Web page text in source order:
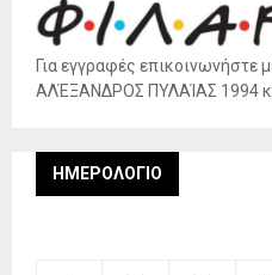
Για εγγραφές επικοινωνήστε
ΑΛΈΞΑΝΔΡΟΣ ΠΥΛΑΊΑΣ 1994
ΗΜΕΡΟΛΌΓΙΟ